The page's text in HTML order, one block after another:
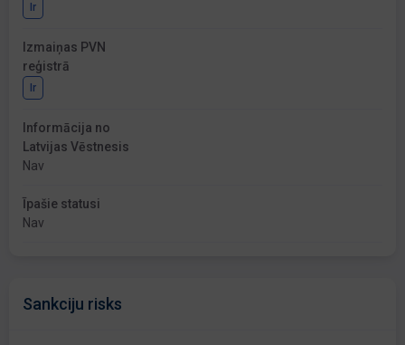
Ir
Izmaiņas PVN
reģistrā
Ir
Informācija no
Latvijas Vēstnesis
Nav
Īpašie statusi
Nav
Sankciju risks